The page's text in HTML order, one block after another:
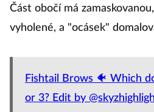
Část obočí má
vyholené, a "ocásek"
Fishtail Brows 🐠 Which
or 3? Edit by